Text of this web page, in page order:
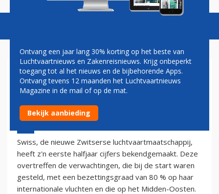
SWISS PRESTEERT BOVEN
VERWACHTING
21 oktober 2002 - 2:00
Swiss, de nieuwe Zwitserse luchtvaartmaatschappij,
heeft z'n eerste halfjaar cijfers bekendgemaakt. Deze
overtreffen de verwachtingen, die bij de start waren
gesteld, met een bezettingsgraad van 80 % op haar
internationale vluchten en die op het Midden-Oosten.
Ontvang een jaar lang 30% korting op het beste van
Luchtvaartnieuws en Zakenreisnieuws. Krijg onbeperkt
toegang tot al het nieuws en de bijbehorende Apps.
Ontvang tevens 12 maanden het Luchtvaartnieuws
Magazine in de mail of op de mat.
Bekijk aanbieding